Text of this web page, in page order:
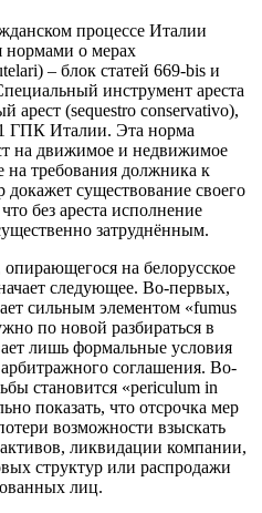
процессе Италии
нормами о мерах
– блок статей 669-bis и
инструмент ареста
арест (sequestro conservativo),
ГПК Италии. Эта норма
на движимое и недвижимое
требования должника к
существование своего
без ареста исполнение
затруднённым.
на белорусское
следующее. Во-первых,
сильным элементом «fumus
по новой разбираться в
лишь формальные условия
соглашения. Во-
становится «periculum in
показать, что отсрочка мер
возможности взыскать
ликвидации компании,
структур или распродажи
лиц.